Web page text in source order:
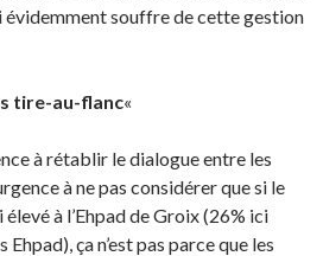
évidemment souffre de cette gestion
tire-au-flanc«
à rétablir le dialogue entre les
à ne pas considérer que si le
à l’Ehpad de Groix (26% ici
ça n’est pas parce que les